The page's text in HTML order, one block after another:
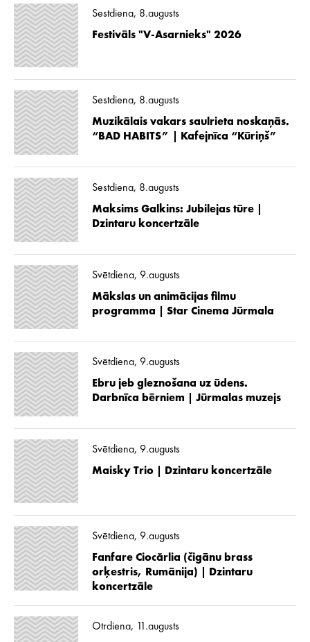
Sestdiena, 8.augusts
Festivāls "V-Asarnieks" 2026
Sestdiena, 8.augusts
Muzikālais vakars saulrieta noskaņās.
“BAD HABITS” | Kafejnīca “Kūriņš”
Sestdiena, 8.augusts
Maksims Galkins: Jubilejas tūre |
Dzintaru koncertzāle
Svētdiena, 9.augusts
Mākslas un animācijas filmu
programma | Star Cinema Jūrmala
Svētdiena, 9.augusts
Ebru jeb gleznošana uz ūdens.
Darbnīca bērniem | Jūrmalas muzejs
Svētdiena, 9.augusts
Maisky Trio | Dzintaru koncertzāle
Svētdiena, 9.augusts
Fanfare Ciocărlia (čigānu brass
orķestris, Rumānija) | Dzintaru
koncertzāle
Otrdiena, 11.augusts